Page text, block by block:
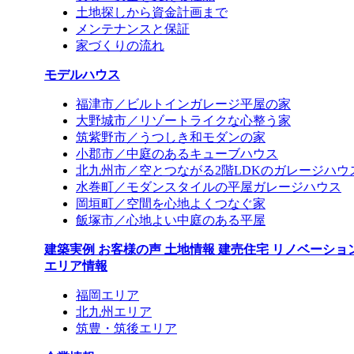
土地探しから資金計画まで
メンテナンスと保証
家づくりの流れ
モデルハウス
福津市／ビルトインガレージ平屋の家
大野城市／リゾートライクな心整う家
筑紫野市／うつしき和モダンの家
小郡市／中庭のあるキューブハウス
北九州市／空とつながる2階LDKのガレージハウ
水巻町／モダンスタイルの平屋ガレージハウス
岡垣町／空間を心地よくつなぐ家
飯塚市／心地よい中庭のある平屋
建築実例 お客様の声 土地情報 建売住宅 リノベーショ
エリア情報
福岡エリア
北九州エリア
筑豊・筑後エリア